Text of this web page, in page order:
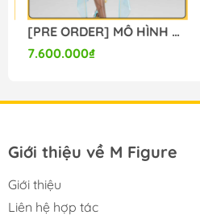
#gameprize #scalefigure
---
[PRE ORDER] MÔ HÌNH Bunny Suit Planning - Sophia F. Shirring - 1/6 - Sister Ver., Bright Edition (Magi Arts) FIGURE CHÍNH HÃNG
7.600.000₫
Giới thiệu về M Figure
Giới thiệu
Liên hệ hợp tác